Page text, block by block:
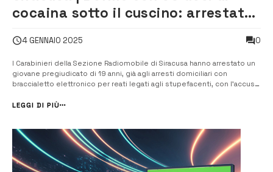
cocaina sotto il cuscino: arrestato
4 GENNAIO 2025 0
I Carabinieri della Sezione Radiomobile di Siracusa hanno arrestato un
giovane pregiudicato di 19 anni, già agli arresti domiciliari con
braccialetto elettronico per reati legati agli stupefacenti, con l’accusa
hanno trovato circa 20 grammi di cocaina, già suddivisi in 60 do...
LEGGI DI PIÙ